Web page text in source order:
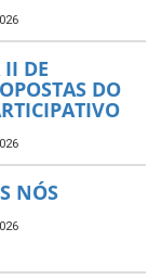
DE
DO
NÓS